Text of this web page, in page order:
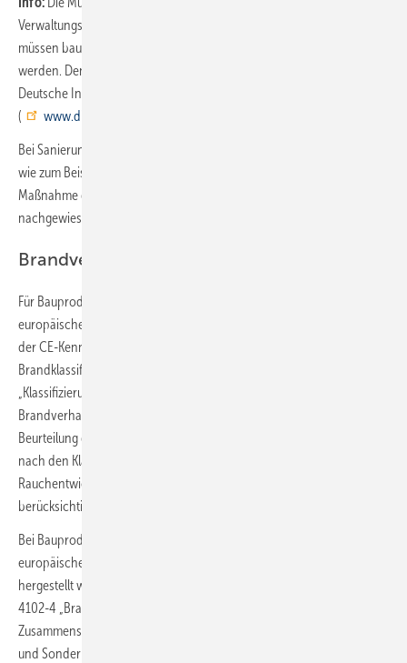
Verwaltungsvorschrift Technische Baubestimmungen (MVV TB)
müssen bauaufsichtlich in das jeweilige Landesrecht überführt
werden. Den aktuellen Stand der Umsetzung veröffentlicht das
Deutsche Institut für Bautechnik (DIBt) regelmäßig auf seiner Website
(
www.dibt.de
Bei Sanierungsverfahren, die zu einer Querschnittsänderung führen –
wie zum Beispiel Inlinerverfahren – muss vor der Durchführung der
Maßnahme die hydraulische Leistungsfähigkeit der Abwasserleitung
nachgewiesen werden.
Brandverhalten von Baustoffen
Für Bauprodukte und Bauarten, die nach harmonisierten
europäischen Produktnormen (hEN) hergestellt werden – und somit
der CE-Kennzeichnungspflicht unterliegen – muss die
Brandklassifizierung gemäß der Euronorm DIN EN 13 501-1
„Klassifizierung von Bauprodukten und Bauarten zu ihrem
Brandverhalten“ nachgewiesen werden (
Beurteilung des Brandverhaltens von Baustoffen und Bauprodukten
nach den Klassen A bis F, wobei zusätzlich noch die Nebenklassen für
Rauchentwicklung und für brennendes Abtropfen/Abfallen
berücksichtigt werden müssen.
Bei Bauprodukten und Bauarten, die nach nicht harmonisierten
europäischen Normen (DIN EN) und nationalen Normen (DIN)
hergestellt werden, kann die Brandklassifizierung weiterhin nach DIN
4102-4 „Brandverhalten von Baustoffen und Bauteilen:
Zusammenstellung und Anwendung klassifizierter Baustoffe, Bauteile
und Sonderbauteile“ erfolgen.